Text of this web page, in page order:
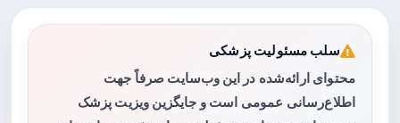
سلب مسئولیت پزشکی
محتوای ارائه‌شده در این وب‌سایت صرفاً جهت
اطلاع‌رسانی عمومی است و جایگزین ویزیت پزشک